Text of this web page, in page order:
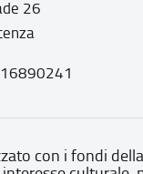
26
con i fondi